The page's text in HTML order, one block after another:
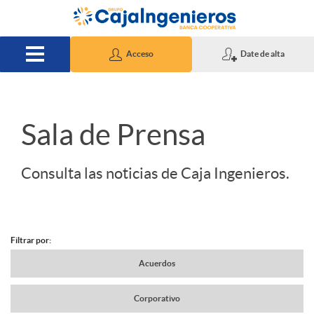
Saltar al contenido principal
Acceso Date de alta
S
Sala de Prensa
Consulta las noticias de Caja Ingenieros.
N
Filtrar por:
Acuerdos
Corporativo